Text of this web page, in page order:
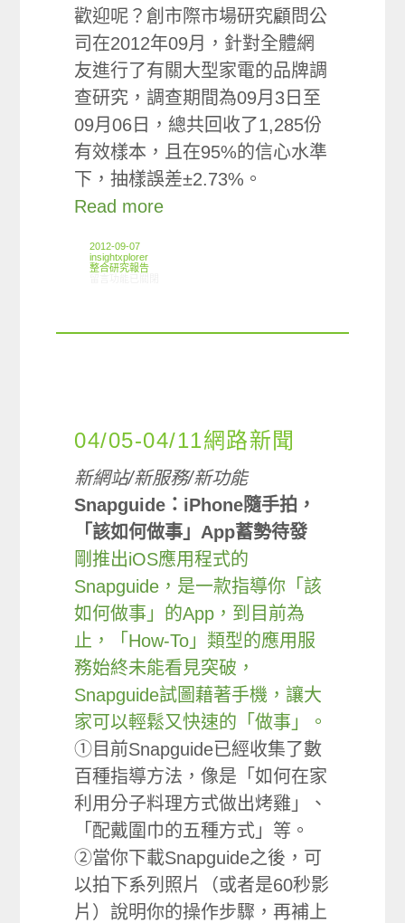
歡迎呢？創市際市場研究顧問公
司在2012年09月，針對全體網
友進行了有關大型家電的品牌調
查研究，調查期間為09月3日至
09月06日，總共回收了1,285份
有效樣本，且在95%的信心水準
下，抽樣誤差±2.73%。
Read more
2012-09-07
insightxplorer
整合研究報告
04/05-04/11網路新聞
新網站/新服務/新功能
Snapguide：iPhone隨手拍，
「該如何做事」App蓄勢待發
剛推出iOS應用程式的
Snapguide，是一款指導你「該
如何做事」的App，到目前為
止，「How-To」類型的應用服
務始終未能看見突破，
Snapguide試圖藉著手機，讓大
家可以輕鬆又快速的「做事」。
①目前Snapguide已經收集了數
百種指導方法，像是「如何在家
利用分子料理方式做出烤雞」、
「配戴圍巾的五種方式」等。
②當你下載Snapguide之後，可
以拍下系列照片（或者是60秒影
片）說明你的操作步驟，再補上